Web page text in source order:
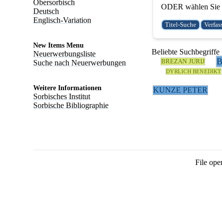
Obersorbisch
Deutsch
Englisch-Variation
New Items Menu
Neuerwerbungsliste
Suche nach Neuerwerbungen
Weitere Informationen
Sorbisches Institut
Sorbische Bibliographie
ODER wählen Sie
Beliebte Suchbegriffe
BREZAN JURIJ
DYRLICH BENEDIKT
KUNZE PETER
File